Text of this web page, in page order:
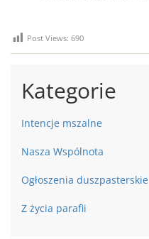
Post Views: 690
Kategorie
Intencje mszalne
Nasza Wspólnota
Ogłoszenia duszpasterskie
Z życia parafii